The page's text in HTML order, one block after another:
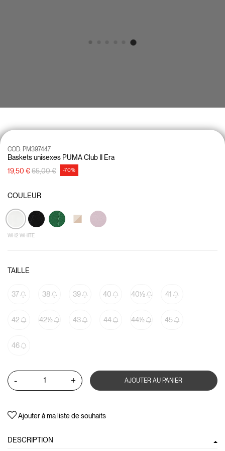
Baskets unisexes PUMA Club II Era
COD: PM397447
19,50 €Prix réduit de
65,00 €à -70%
COULEUR
WH2 WHITE
TAILLE
37 38 39 40 40½ 41
42 42½ 43 44 44½ 45
46
- + AJOUTER AU PANIER
Ajouter à ma liste de souhaits
DESCRIPTION